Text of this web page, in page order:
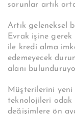
sorunlar artık
Artık geleneksel
Evrak işine
ile kredi alma
edemeyecek
alanı
Müşterilerini yeni
teknolojileri odak
değişimlere ön